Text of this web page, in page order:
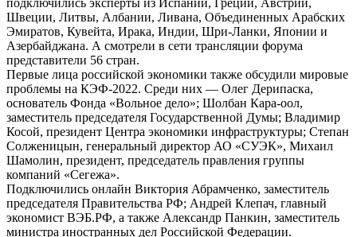
подключились эксперты из Испании, Греции, Австрии,
Швеции, Литвы, Албании, Ливана, Объединенных Арабских
Эмиратов, Кувейта, Ирака, Индии, Шри-Ланки, Японии и
Азербайджана. А смотрели в сети трансляции форума
представители 56 стран.
Первые лица российской экономики также обсудили мировые
проблемы на КЭФ-2022. Среди них — Олег Дерипаска,
основатель Фонда «Вольное дело»; Шолбан Кара-оол,
заместитель председателя Государственной Думы; Владимир
Косой, президент Центра экономики инфраструктуры; Степан
Солженицын, генеральный директор АО «СУЭК», Михаил
Шамолин, президент, председатель правления группы
компаний «Сегежа».
Подключились онлайн Виктория Абрамченко, заместитель
председателя Правительства РФ; Андрей Клепач, главный
экономист ВЭБ.РФ, а также Александр Панкин, заместитель
министра иностранных дел Российской Федерации.